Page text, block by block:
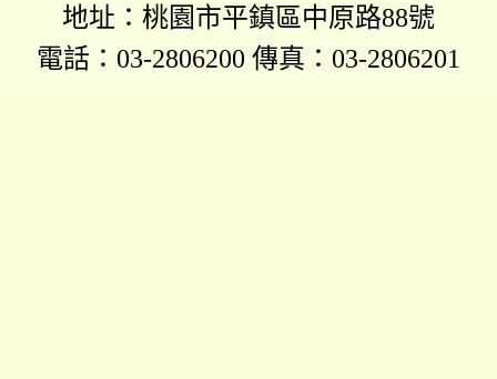
地址：桃園市平鎮區中原路88號
電話：03-2806200 傳真：03-2806201